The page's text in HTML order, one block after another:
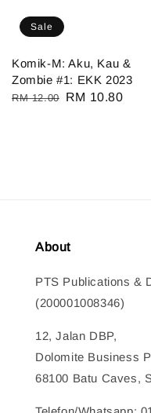
Sale
Komik-M: Aku, Kau &
Zombie #1: EKK 2023
Regular
RM 12.00
Sale
RM 10.80
About
PTS Publications &
(200001008346)
12, Jalan DBP,
Dolomite Business
68100 Batu Caves,